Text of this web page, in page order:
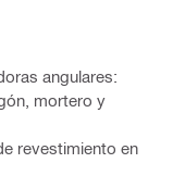
angulares:
mortero y
revestimiento en